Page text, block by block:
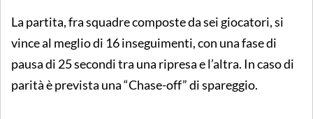
La partita, fra squadre composte da sei giocatori, si
vince al meglio di 16 inseguimenti, con una fase di
pausa di 25 secondi tra una ripresa e l’altra. In caso di
parità è prevista una “Chase-off” di spareggio.